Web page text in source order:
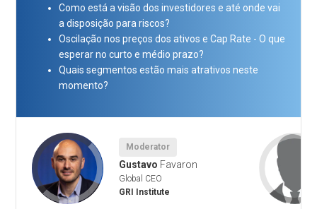
Como está a visão dos investidores e até onde vai
a disposição para riscos?
Oscilação nos preços dos ativos e Cap Rate - O que
esperar no curto e médio prazo?
Quais segmentos estão mais atrativos neste
momento?
Moderator
Gustavo Favaron
Global CEO
GRI Institute